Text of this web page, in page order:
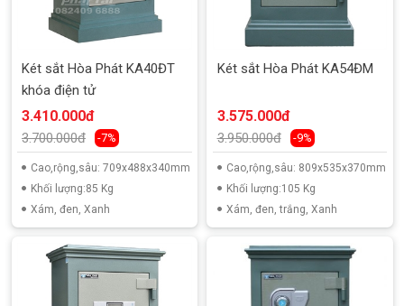
Két sắt Hòa Phát KA40ĐT
khóa điện tử
3.410.000đ
3.700.000đ -7%
Cao,rộng,sâu: 709x488x340mm
Khối lượng:85 Kg
Xám, đen, Xanh
Két sắt Hòa Phát KA54ĐM
3.575.000đ
3.950.000đ -9%
Cao,rộng,sâu: 809x535x370mm
Khối lượng:105 Kg
Xám, đen, trắng, Xanh